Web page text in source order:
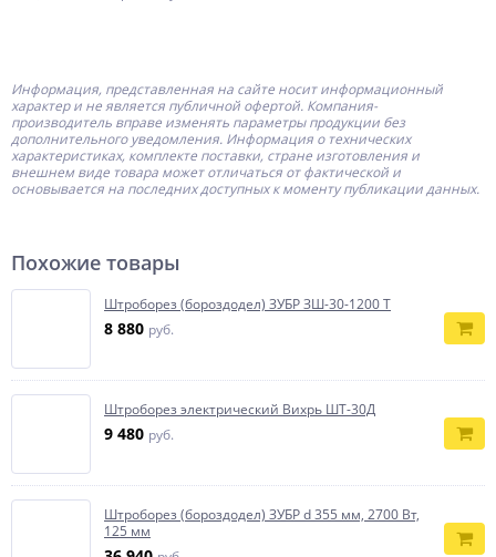
Информация, представленная на сайте носит информационный
характер и не является публичной офертой. Компания-
производитель вправе изменять параметры продукции без
дополнительного уведомления. Информация о технических
характеристиках, комплекте поставки, стране изготовления и
внешнем виде товара может отличаться от фактической и
основывается на последних доступных к моменту публикации данных.
Похожие товары
Штроборез (бороздодел) ЗУБР ЗШ-30-1200 Т
8 880 руб.
Штроборез электрический Вихрь ШТ-30Д
9 480 руб.
Штроборез (бороздодел) ЗУБР d 355 мм, 2700 Вт,
125 мм